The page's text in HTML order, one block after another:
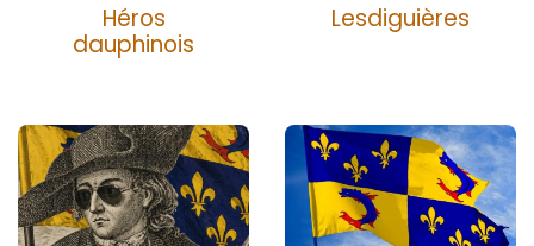
Héros
dauphinois
Lesdiguières